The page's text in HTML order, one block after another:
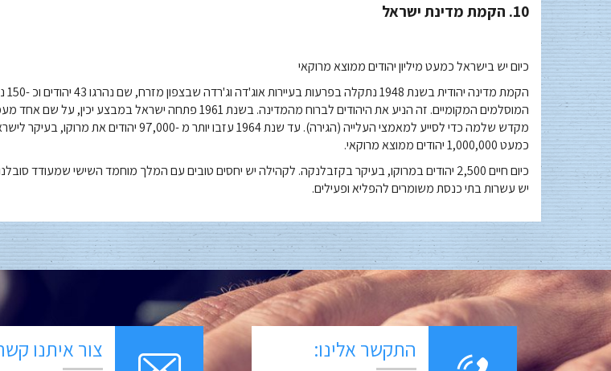
10. הקמת מדינת ישראל
כיום יש בישראל כמעט מיליון יהודים ממוצא מרוקאי
הקמת
המוסלמים המקומיים. זה הניע את היהודים לברוח מהמדינה. בשנת 1961 פתחה ישראל במבצע
מקדש שלמה כדי לסייע למאמצי העלייה (הגירה). עד שנת 1964 עזבו יותר מ -97,000
כמעט 1,000,000 יהודים ממוצא מרוקאי.
כיום חיים 2,500 יהודים במרוקו, בעיקר בקזבלנקה. לקהילה יש יחסים טובים עם המלך מוחמד השישי שמעודד
יש עשרות בתי כנסת משומרים להפליא ופעילים.
התקשר אלינו: צור איתנו